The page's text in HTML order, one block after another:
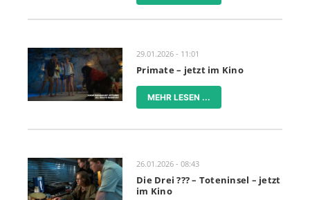
29.01.2026 - 11:01
Primate – jetzt im Kino
MEHR LESEN ...
26.01.2026 - 08:43
Die Drei ??? – Toteninsel – jetzt
im Kino